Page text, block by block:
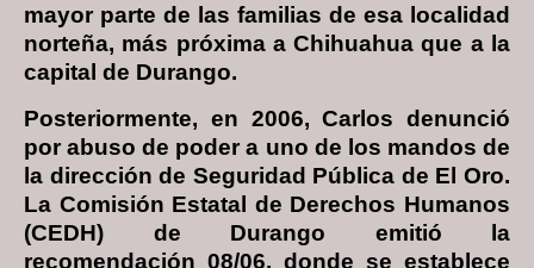
mayor parte de las familias de esa localidad
norteña, más próxima a Chihuahua que a la
capital de Durango.
Posteriormente, en 2006, Carlos denunció
por abuso de poder a uno de los mandos de
la dirección de Seguridad Pública de El Oro.
La Comisión Estatal de Derechos Humanos
(CEDH) de Durango emitió la
recomendación 08/06, donde se establece